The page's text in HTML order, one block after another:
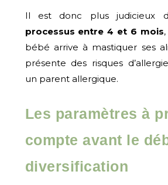
Il est donc plus judicieux
processus entre 4 et 6 mois
bébé arrive à mastiquer ses
présente des risques
un parent allergique.
Les paramètres à
compte avant le
diversification